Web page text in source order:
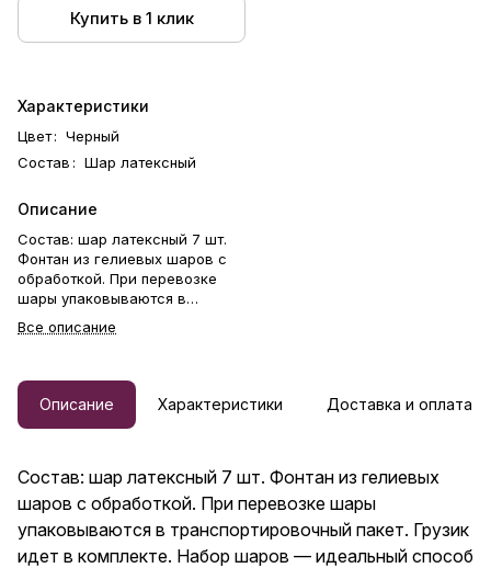
Купить в 1 клик
Характеристики
Цвет: Черный
Состав: Шар латексный
Описание
Состав: шар латексный 7 шт.
Фонтан из гелиевых шаров с
обработкой. При перевозке
шары упаковываются в
Грузик идет в комплекте.
способ выразить чувства: ко
дню рождения, годовщине, 8
Марта, 14 Февраля, Дню
в знак внимания и заботы.
Гелиевые шары — отличный
подарок бабушке, маме,
любимой женщине, жене,
подруге, сестре, друзьям и
Все описание
Описание Характеристики Доставка и оплата
Состав: шар латексный 7 шт. Фонтан из гелиевых
шаров с обработкой. При перевозке шары
упаковываются в транспортировочный пакет. Грузик
идет в комплекте. Набор шаров — идеальный способ